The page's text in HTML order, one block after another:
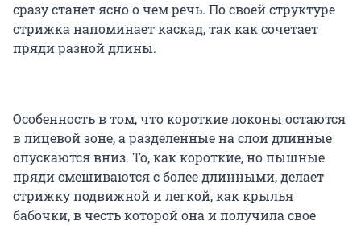
сразу станет ясно о чем речь. По своей структуре
стрижка напоминает каскад, так как сочетает
пряди разной длины.
Особенность в том, что короткие локоны остаются
в лицевой зоне, а разделенные на слои длинные
опускаются вниз. То, как короткие, но пышные
пряди смешиваются с более длинными, делает
стрижку подвижной и легкой, как крылья
бабочки, в честь которой она и получила свое